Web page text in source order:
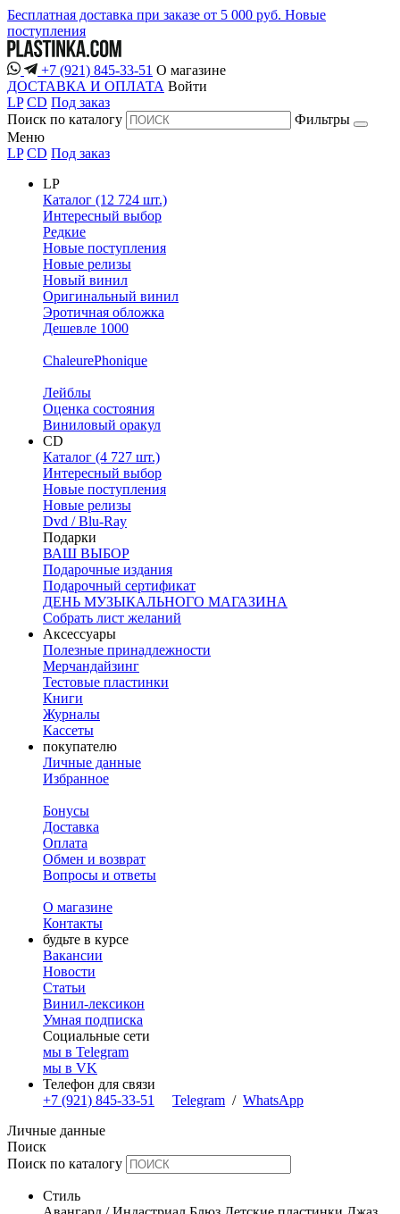
Бесплатная доставка при заказе от 5 000 руб. Новые
поступления
+7 (921) 845-33-51 О магазине
ДОСТАВКА И ОПЛАТА Войти
LP CD Под заказ
Поиск по каталогу
Фильтры
Меню
LP CD Под заказ
LP
Каталог (12 724 шт.)
Интересный выбор
Редкие
Новые поступления
Новые релизы
Новый винил
Оригинальный винил
Эротичная обложка
Дешевле 1000
ChaleurePhonique
Лейблы
Оценка состояния
Виниловый оракул
CD
Каталог (4 727 шт.)
Интересный выбор
Новые поступления
Новые релизы
Dvd / Blu-Ray
Подарки
ВАШ ВЫБОР
Подарочные издания
Подарочный сертификат
ДЕНЬ МУЗЫКАЛЬНОГО МАГАЗИНА
Собрать лист желаний
Аксессуары
Полезные принадлежности
Мерчандайзинг
Тестовые пластинки
Книги
Журналы
Кассеты
покупателю
Личные данные
Избранное
Бонусы
Доставка
Оплата
Обмен и возврат
Вопросы и ответы
О магазине
Контакты
будьте в курсе
Вакансии
Новости
Статьи
Винил-лексикон
Умная подписка
Социальные сети
мы в Telegram
мы в VK
Телефон для связи
+7 (921) 845-33-51
Telegram / WhatsApp
Личные данные
Поиск
Поиск по каталогу
Стиль